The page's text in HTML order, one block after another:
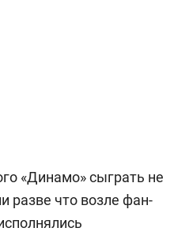
«Динамо» сыграть не
разве что возле фан-